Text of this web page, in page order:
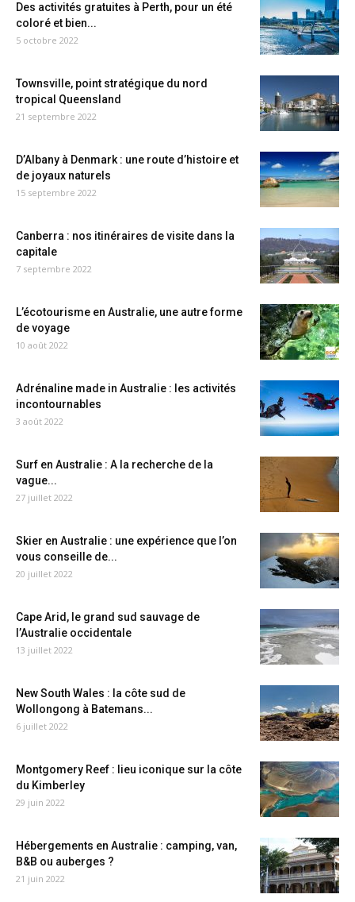
Des activités gratuites à Perth, pour un été
coloré et bien...
5 octobre 2022
Townsville, point stratégique du nord
tropical Queensland
21 septembre 2022
D’Albany à Denmark : une route d’histoire et
de joyaux naturels
15 septembre 2022
Canberra : nos itinéraires de visite dans la
capitale
7 septembre 2022
L’écotourisme en Australie, une autre forme
de voyage
10 août 2022
Adrénaline made in Australie : les activités
incontournables
3 août 2022
Surf en Australie : A la recherche de la
vague...
27 juillet 2022
Skier en Australie : une expérience que l’on
vous conseille de...
20 juillet 2022
Cape Arid, le grand sud sauvage de
l’Australie occidentale
13 juillet 2022
New South Wales : la côte sud de
Wollongong à Batemans...
6 juillet 2022
Montgomery Reef : lieu iconique sur la côte
du Kimberley
29 juin 2022
Hébergements en Australie : camping, van,
B&B ou auberges ?
21 juin 2022